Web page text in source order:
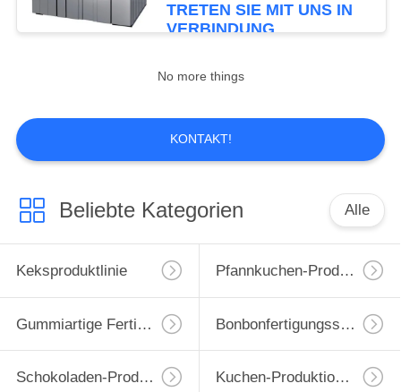
TRETEN
UNS
IN
VERBINDUNG
NACHRICHTEN
FORDERN
SIE
EIN
ZITAT
Fertigungsstraße
Bonbonfertigungsstraße
8
TRETEN SIE MIT UNS IN
VERBINDUNG
No more things
KONTAKT!
Beliebte Kategorien Alle
Keksproduktlinie Pfannkuchen-Produktionslinie
Gummiartige Fertigungsstraße Bonbonfertigungsstraße
Schokoladen-Produktlinie Kuchen-Produktions-Maschine